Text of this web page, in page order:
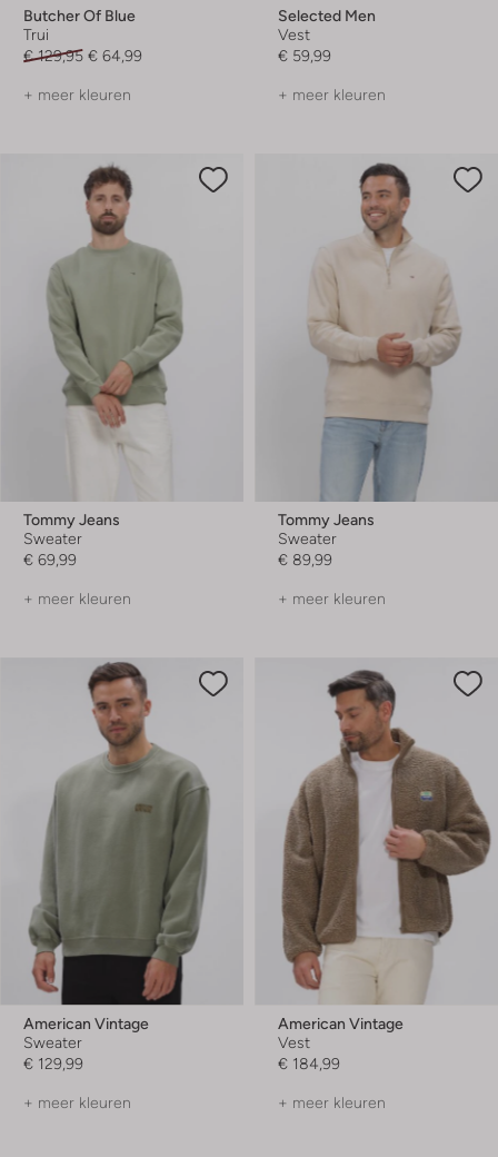
Butcher Of Blue
Trui
€ 129,95 € 64,99
+ meer kleuren
Selected Men
Vest
€ 59,99
+ meer kleuren
Tommy Jeans
Sweater
€ 69,99
+ meer kleuren
Tommy Jeans
Sweater
€ 89,99
+ meer kleuren
American Vintage
Sweater
€ 129,99
+ meer kleuren
American Vintage
Vest
€ 184,99
+ meer kleuren